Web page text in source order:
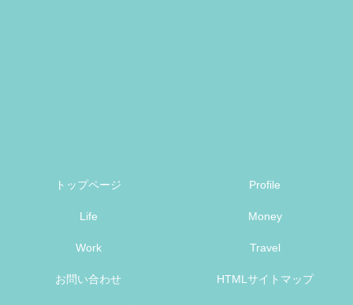
トップページ Profile
Life Money
Work Travel
お問い合わせ HTMLサイトマップ